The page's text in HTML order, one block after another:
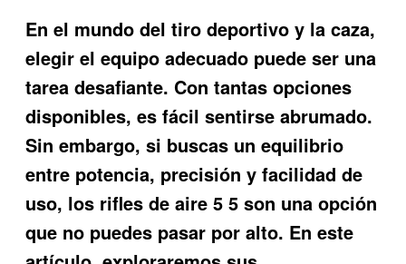
En el mundo del tiro deportivo y la caza,
elegir el equipo adecuado puede ser una
tarea desafiante. Con tantas opciones
disponibles, es fácil sentirse abrumado.
Sin embargo, si buscas un equilibrio
entre potencia, precisión y facilidad de
uso, los rifles de aire 5 5 son una opción
que no puedes pasar por alto. En este